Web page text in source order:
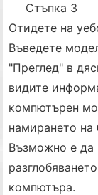
Стъпка 3
Отидете на
Въведете
"Преглед" в
видите
компютърен
намирането на
Възможно е да
компютъра.